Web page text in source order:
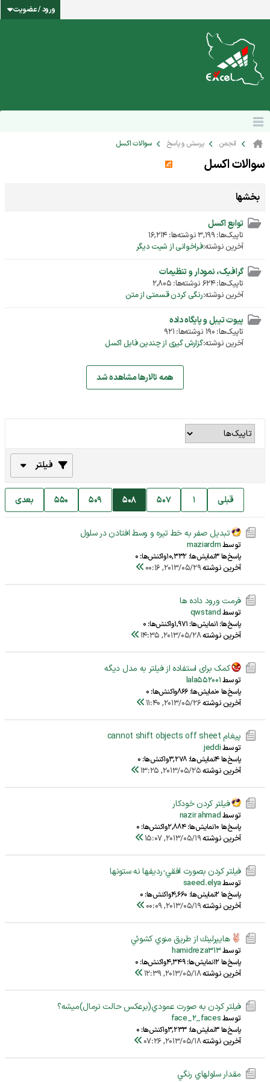
ورود / عضویت
انجمن پرسش و پاسخ سوالات اکسل
سوالات اکسل
بخشها
توابع اکسل
تاپیک‌ها: 3,199 نوشته‌ها: 16,214
آخرین نوشته:فراخوانی از شیت دیگر
گرافیک، نمودار و تنظیمات
تاپیک‌ها: 624 نوشته‌ها: 2,805
آخرین نوشته:رنگی کردن قسمتی از متن
پیوت تیبل و پایگاه داده
تاپیک‌ها: 190 نوشته‌ها: 921
آخرین نوشته:گزارش گیری از چندین فایل اکسل
همه تالارها مشاهده شد
فیلتر
قبلی 1
507
508
509
550 بعدی
تبدیل صفر به خط تیره و وسط افتادن در سلول
توسطmaziardm
پاسخ‌ها 3 نمایش‌ها: 10,332 واکنش‌ها: 0
آخرین نوشته2013/05/29, 00:16
فرمت ورود داده ها
توسطqwstand
پاسخ‌ها: 1 نمایش‌ها: 1,971 واکنش‌ها: 0
آخرین نوشته2013/05/28, 14:35
کمک برای استفاده از فیلتر به مدل دیگه
توسطlala552001
پاسخ‌ها 0 نمایش‌ها: 866 واکنش‌ها: 0
آخرین نوشته2013/05/26, 11:40
پيغام cannot shift objects off sheet
توسطjeddi
پاسخ‌ها 4 نمایش‌ها: 3,278 واکنش‌ها: 0
آخرین نوشته2013/05/25, 13:25
فیلتر کردن خودکار
توسطnazir ahmad
پاسخ‌ها 10 نمایش‌ها: 2,884 واکنش‌ها: 0
آخرین نوشته2013/05/19, 15:07
فيلتر كردن بصورت افقي-رديفها نه ستونها
توسطsaeed.elya
پاسخ‌ها 2 نمایش‌ها: 4,660 واکنش‌ها: 0
آخرین نوشته2013/05/19, 00:09
هايپرلينك از طريق منوي كشوئي
توسطhamidreza313
پاسخ‌ها 12 نمایش‌ها: 4,349 واکنش‌ها: 0
آخرین نوشته2013/05/18, 12:39
فيلتر كردن به صورت عمودي(برعكس حالت نرمال)ميشه؟
توسطface_2_faces
پاسخ‌ها 3 نمایش‌ها: 3,233 واکنش‌ها: 0
آخرین نوشته2013/05/18, 07:26
مقدار سلولهاي رنگي